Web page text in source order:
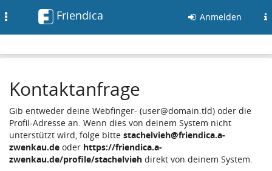
Friendica Anmelden
Kontaktanfrage
Gib entweder deine Webfinger- (user@domain.tld) oder die
Profil-Adresse an. Wenn dies von deinem System nicht
unterstützt wird, folge bitte stachelvieh@friendica.a-
zwenkau.de oder https://friendica.a-
zwenkau.de/profile/stachelvieh direkt von deinem System.